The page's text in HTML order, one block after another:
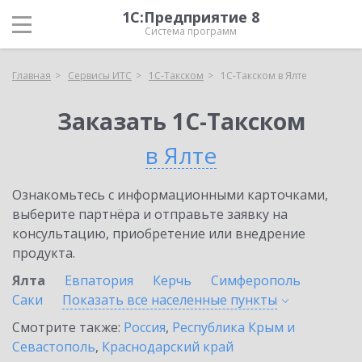
1С:Предприятие 8
Система программ
Главная Сервисы ИТС 1С-Такском 1С-Такском в Ялте
Заказать 1С-Такском
в Ялте
Ознакомьтесь с информационными карточками,
выберите партнёра и отправьте заявку на
консультацию, приобретение или внедрение
продукта.
Ялта
Евпатория Керчь
Симферополь
Саки
Показать все населенные пункты
Смотрите также: Россия, Республика Крым и
Севастополь, Краснодарский край